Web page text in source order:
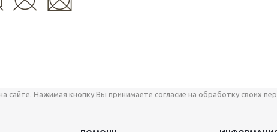
Нажимая кнопку Вы принимаете согласие на обработку своих